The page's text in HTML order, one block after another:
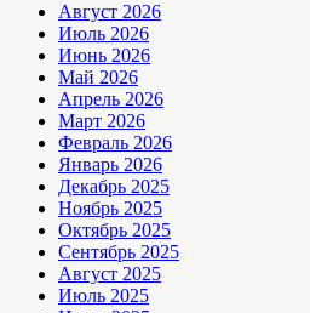
Август 2026
Июль 2026
Июнь 2026
Май 2026
Апрель 2026
Март 2026
Февраль 2026
Январь 2026
Декабрь 2025
Ноябрь 2025
Октябрь 2025
Сентябрь 2025
Август 2025
Июль 2025